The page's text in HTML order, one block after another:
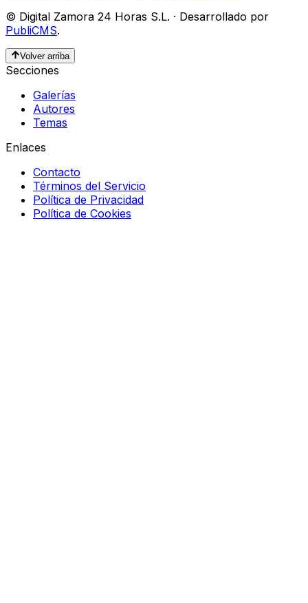
© Digital Zamora 24 Horas S.L. · Desarrollado por
PubliCMS.
Volver arriba
Secciones
Galerías
Autores
Temas
Enlaces
Contacto
Términos del Servicio
Política de Privacidad
Política de Cookies